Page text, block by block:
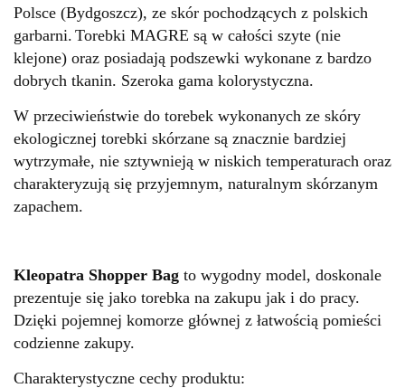
Polsce (Bydgoszcz), ze skór pochodzących z polskich
garbarni. Torebki MAGRE są w całości szyte (nie
klejone) oraz posiadają podszewki wykonane z bardzo
dobrych tkanin. Szeroka gama kolorystyczna.
W przeciwieństwie do torebek wykonanych ze skóry
ekologicznej torebki skórzane są znacznie bardziej
wytrzymałe, nie sztywnieją w niskich temperaturach oraz
charakteryzują się przyjemnym, naturalnym skórzanym
zapachem.
Kleopatra Shopper Bag to wygodny model, doskonale
prezentuje się jako torebka na zakupu jak i do pracy.
Dzięki pojemnej komorze głównej z łatwością pomieści
codzienne zakupy.
Charakterystyczne cechy produktu: